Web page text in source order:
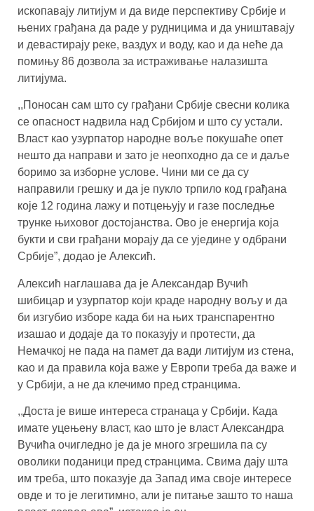
ископавају литијум и да виде перспективу Србије и
њених грађана да раде у рудницима и да уништавају
и девастирају реке, ваздух и воду, као и да неће да
помињу 86 дозвола за истраживање налазишта
литијума.
,,Поносан сам што су грађани Србије свесни колика
се опасност надвила над Србијом и што су устали.
Власт као узурпатор народне воље покушаће опет
нешто да направи и зато је неопходно да се и даље
боримо за изборне услове. Чини ми се да су
направили грешку и да је пукло трпило код грађана
које 12 година лажу и потцењују и газе последње
трунке њиховог достојанства. Ово је енергија која
букти и сви грађани морају да се уједине у одбрани
Србије”, додао је Алексић.
Алексић наглашава да је Александар Вучић
шибицар и узурпатор који краде народну вољу и да
би изгубио изборе када би на њих транспарентно
изашао и додаје да то показују и протести, да
Немачкој не пада на памет да вади литијум из стена,
као и да правила која важе у Европи треба да важе и
у Србији, а не да клечимо пред странцима.
,,Доста је више интереса странаца у Србији. Када
имате уцењену власт, као што је власт Александра
Вучића очигледно је да је много згрешила па су
оволики поданици пред странцима. Свима дају шта
им треба, што показује да Запад има своје интересе
овде и то је легитимно, али је питање зашто то наша